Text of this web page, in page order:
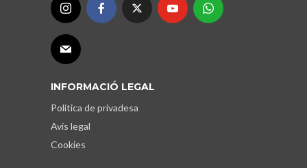
INFORMACIÓ LEGAL
Política de privadesa
Avís legal
Cookies